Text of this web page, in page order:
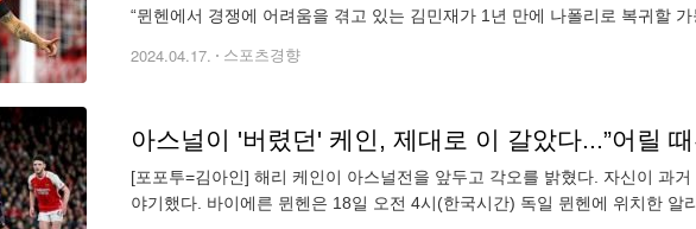
“뮌헨에서 경쟁에 어려움을 겪고 있는 김민재가 1년 만에 나폴리로 복귀할
2024.04.17. 스포츠경향
아스널이 '버렸던' 케인, 제대로 이 갈았다...”어릴
[포포투=김아인] 해리 케인이 아스널전을 앞두고 각오를 밝혔다. 자신이 과
야기했다. 바이에른 뮌헨은 18일 오전 4시(한국시간) 독일 뮌헨에 위치한 알